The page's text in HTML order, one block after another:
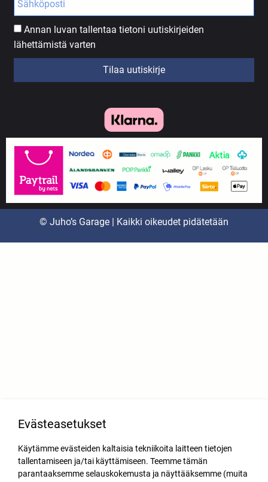
Annan luvan tallentaa tietoni uutiskirjeiden
lähettämistä varten
Tilaa uutiskirje
© Juho’s Garage | Kaikki oikeudet pidätetään
Evästeasetukset
Käytämme evästeiden kaltaisia tekniikoita laitteen tietojen
tallentamiseen ja/tai käyttämiseen. Teemme tämän
parantaaksemme selauskokemusta ja näyttääksemme (muita